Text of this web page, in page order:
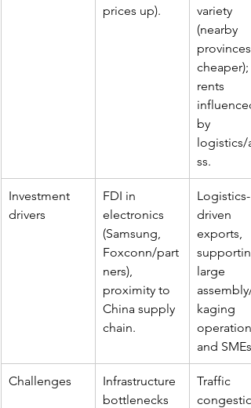
prices up).
variety
(nearby
provinces
cheaper);
rents
by
logistics/
ss.
Investment
drivers
FDI in
electronics
(Samsung,
Foxconn/part
ners),
proximity to
China supply
chain.
Logistics-
driven
exports,
large
assembly/
kaging
and SMEs.
Challenges
Infrastructure
bottlenecks
Traffic